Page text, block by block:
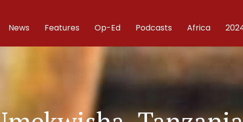
News Features Op-Ed Podcasts Africa